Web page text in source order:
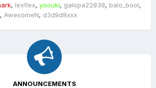
lexflex yoouki galopa22838
balo_bool
AwesomeN d3d9d8xxx
ANNOUNCEMENTS